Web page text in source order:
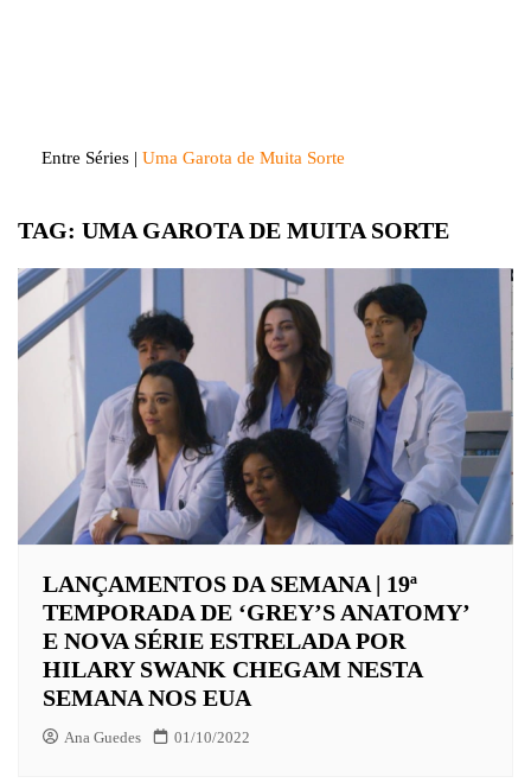
Entre Séries | Uma Garota de Muita Sorte
TAG: UMA GAROTA DE MUITA SORTE
LANÇAMENTOS DA SEMANA | 19ª
TEMPORADA DE ‘GREY’S ANATOMY’
E NOVA SÉRIE ESTRELADA POR
HILARY SWANK CHEGAM NESTA
SEMANA NOS EUA
Ana Guedes 01/10/2022